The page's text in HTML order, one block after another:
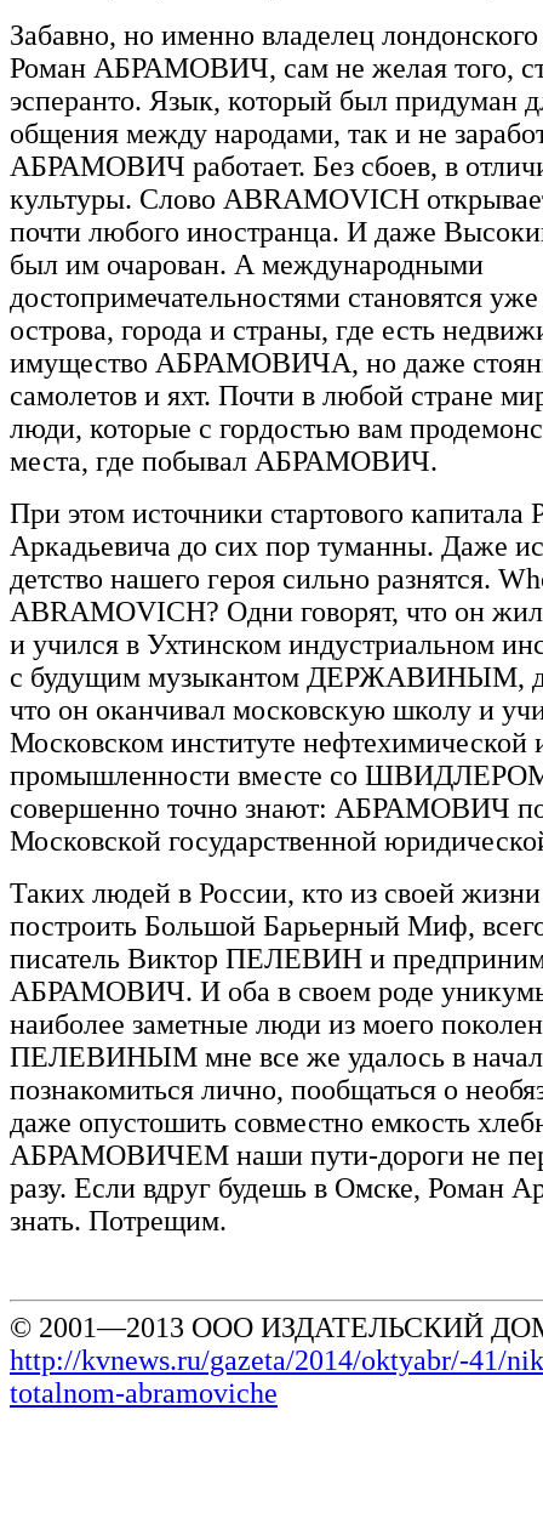
Забавно, но именно владелец
Роман АБРАМОВИЧ, сам не желая того,
эсперанто. Язык, который был придуман
общения между народами, так и не
АБРАМОВИЧ работает. Без сбоев, в
культуры. Слово ABRAMOVICH
почти любого иностранца. И даже
был им очарован. А международными
достопримечательностями становятся
острова, города и страны, где есть
имущество АБРАМОВИЧА, но даже
самолетов и яхт. Почти в любой стране
люди, которые с гордостью вам
места, где побывал АБРАМОВИЧ.
При этом источники стартового капитала
Аркадьевича до сих пор туманны. Даже
детство нашего героя сильно разнятся.
ABRAMOVICH? Одни говорят, что он
и учился в Ухтинском индустриальном
с будущим музыкантом ДЕРЖАВИНЫМ,
что он оканчивал московскую школу и
Московском институте нефтехимической
промышленности вместе со
совершенно точно знают: АБРАМОВИЧ
Московской государственной
Таких людей в России, кто из своей
построить Большой Барьерный Миф,
писатель Виктор ПЕЛЕВИН и
АБРАМОВИЧ. И оба в своем роде
наиболее заметные люди из моего
ПЕЛЕВИНЫМ мне все же удалось в
познакомиться лично, пообщаться о
даже опустошить совместно емкость
АБРАМОВИЧЕМ наши пути-дороги не
разу. Если вдруг будешь в Омске, Роман
знать. Потрещим.
© 2001—2013 ООО ИЗДАТЕЛЬСКИЙ
http://kvnews.ru/gazeta/2014/oktyabr/-41/
totalnom-abramoviche